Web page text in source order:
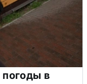
в